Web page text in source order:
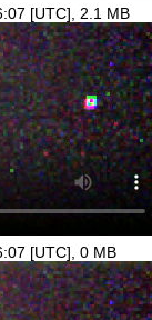
[UTC], 2.1 MB
[UTC], 0 MB